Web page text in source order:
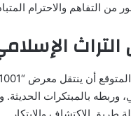
التفاهم والاحترام
وربطه بالمبتكرات
طريق الاكتشاف والابتكار.